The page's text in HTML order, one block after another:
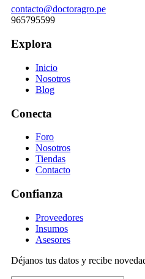
contacto@doctoragro.pe
965795599
Explora
Inicio
Nosotros
Blog
Conecta
Foro
Nosotros
Tiendas
Contacto
Confianza
Proveedores
Insumos
Asesores
Déjanos tus datos y recibe